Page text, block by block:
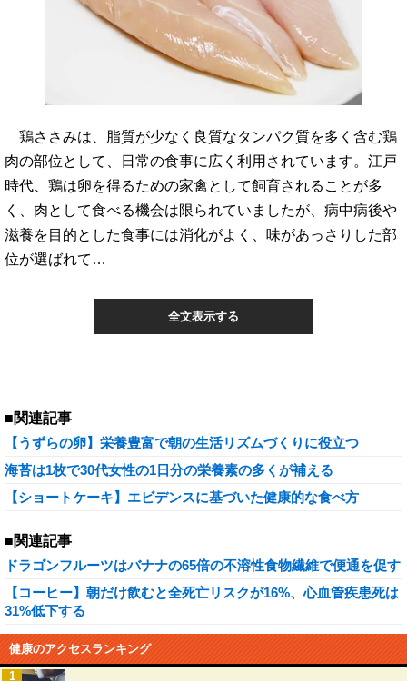
鶏ささみは、脂質が少なく良質なタンパク質を多く含む鶏
肉の部位として、日常の食事に広く利用されています。江戸
時代、鶏は卵を得るための家禽として飼育されることが多
く、肉として食べる機会は限られていましたが、病中病後や
滋養を目的とした食事には消化がよく、味があっさりした部
位が選ばれて…
全文表示する
■関連記事
【うずらの卵】栄養豊富で朝の生活リズムづくりに役立つ
海苔は1枚で30代女性の1日分の栄養素の多くが補える
【ショートケーキ】エビデンスに基づいた健康的な食べ方
■関連記事
ドラゴンフルーツはバナナの65倍の不溶性食物繊維で便通を促す
【コーヒー】朝だけ飲むと全死亡リスクが16%、心血管疾患死は
31%低下する
健康のアクセスランキング
1